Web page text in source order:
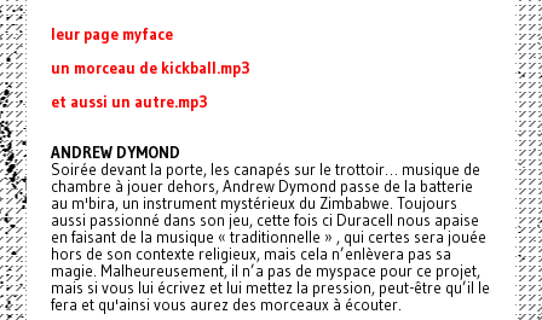
leur page myface
un morceau de kickball.mp3
et aussi un autre.mp3
ANDREW DYMOND
Soirée devant la porte, les canapés sur le trottoir… musique de
chambre à jouer dehors, Andrew Dymond passe de la batterie
au m'bira, un instrument mystérieux du Zimbabwe. Toujours
aussi passionné dans son jeu, cette fois ci Duracell nous apaise
en faisant de la musique « traditionnelle » , qui certes sera jouée
hors de son contexte religieux, mais cela n’enlèvera pas sa
magie. Malheureusement, il n’a pas de myspace pour ce projet,
mais si vous lui écrivez et lui mettez la pression, peut-être qu’il le
fera et qu'ainsi vous aurez des morceaux à écouter.